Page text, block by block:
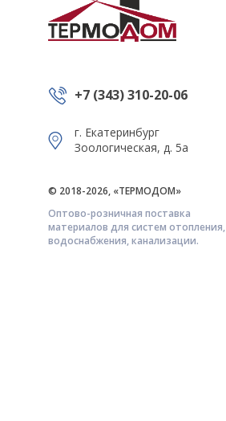
+7 (343) 310-20-06
г. Екатеринбург
Зоологическая, д. 5а
© 2018-2026, «ТЕРМОДОМ»
Оптово-розничная поставка
материалов для систем отопления,
водоснабжения, канализации.